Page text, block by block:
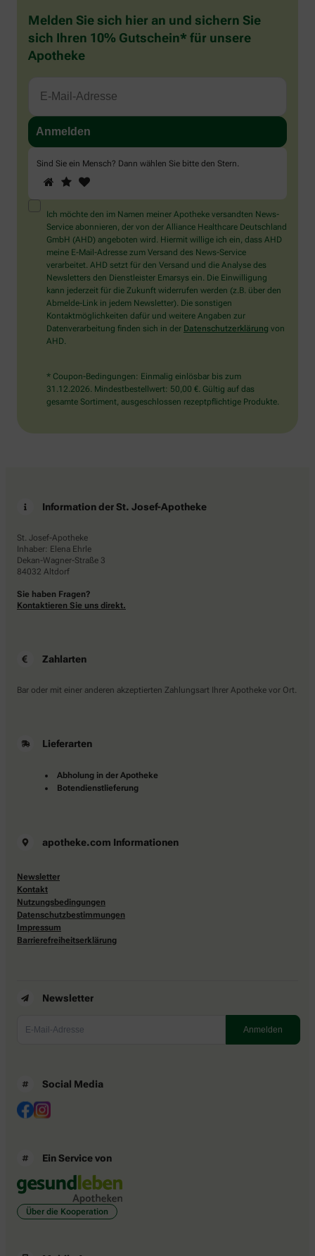
Melden Sie sich hier an und sichern Sie
sich Ihren 10% Gutschein* für unsere
Apotheke
Sind Sie ein Mensch? Dann wählen Sie bitte den Stern
Sie
ein
Mensch?
Dann
wählen
Sie
bitte
den
Stern.
1 2
Ich möchte den im Namen meiner Apotheke versandten News-
Service abonnieren, der von der Alliance Healthcare Deutschland
GmbH (AHD) angeboten wird. Hiermit willige ich ein, dass AHD
meine E-Mail-Adresse zum Versand des News-Service
verarbeitet. AHD setzt für den Versand und die Analyse des
Newsletters den Dienstleister Emarsys ein. Die Einwilligung
kann jederzeit für die Zukunft widerrufen werden (z.B. über den
Abmelde-Link in jedem Newsletter). Die sonstigen
Kontaktmöglichkeiten dafür und weitere Angaben zur
Datenverarbeitung finden sich in der Datenschutzerklärung von
AHD.
* Coupon-Bedingungen: Einmalig einlösbar bis zum
31.12.2026. Mindestbestellwert: 50,00 €. Gültig auf das
gesamte Sortiment, ausgeschlossen rezeptpflichtige Produkte.
Information der St. Josef-Apotheke
St. Josef-Apotheke
Inhaber: Elena Ehrle
Dekan-Wagner-Straße 3
84032 Altdorf
Sie haben Fragen?
Kontaktieren Sie uns direkt.
Zahlarten
Bar oder mit einer anderen akzeptierten Zahlungsart Ihrer Apotheke vor Ort.
Lieferarten
Abholung in der Apotheke
Botendienstlieferung
apotheke.com Informationen
Newsletter
Kontakt
Nutzungsbedingungen
Datenschutzbestimmungen
Impressum
Barrierefreiheitserklärung
Newsletter
Social Media
Ein Service von
Über die Kooperation